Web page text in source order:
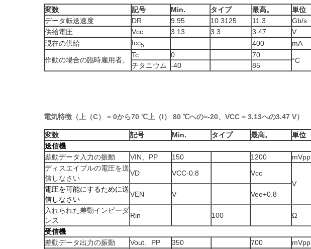
変数 記号 Min. タイプ 最高。 単位
データ転送速度
DR 9.95 10.3125 11.3
Gb/s
供給電圧
Vcc 3.13 3.3 3.47
V
現在の供給
Icc5 400 mA
作動の場合の臨時雇用者。
Tc 0 70
°C
チタニウム -40 85
電気特徴（上（C） = 0から70 ℃上（I） 80 ℃への=-20、VCC = 3.13への3.47 V）
変数 記号 Min. タイプ 最高。 単位
送信機
差動データ入力の振動
VIN、PP 150 1200 mVpp
ディスエイブルの電圧を送
信しなさい
VD VCC-0.8
Vcc
V
電圧を可能にするために送
信しなさい
VEN V
Vee+0.8
入れられた差動インピーダ
ンス
Rin 100
Ω
受信機
差動データ出力の振動
Vout、PP 350 700 mVpp